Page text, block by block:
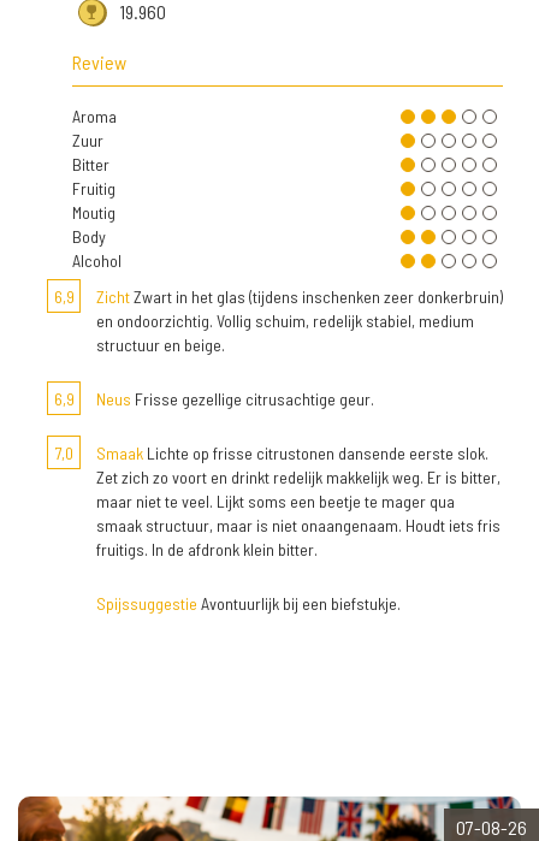
19.960
Review
Aroma
Zuur
Bitter
Fruitig
Moutig
Body
Alcohol
6,9
ZichtZwart in het glas (tijdens inschenken zeer donkerbruin)
en ondoorzichtig. Vollig schuim, redelijk stabiel, medium
structuur en beige.
6,9 Neus Frisse gezellige citrusachtige geur.
7,0 Smaak Lichte op frisse citrustonen dansende eerste slok.
Zet zich zo voort en drinkt redelijk makkelijk weg. Er is bitter,
maar niet te veel. Lijkt soms een beetje te mager qua
smaak structuur, maar is niet onaangenaam. Houdt iets fris
fruitigs. In de afdronk klein bitter.
Spijssuggestie Avontuurlijk bij een biefstukje.
07-08-26